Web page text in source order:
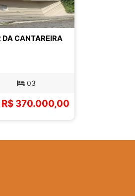
DA CANTAREIRA
03
R$ 370.000,00